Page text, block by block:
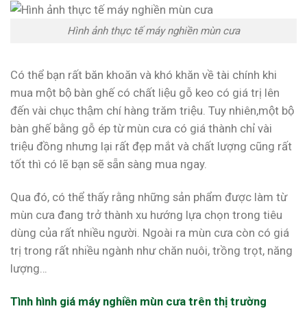
Hình ảnh thực tế máy nghiền mùn cưa
Có thể bạn rất băn khoăn và khó khăn về tài chính khi
mua một bộ bàn ghế có chất liệu gỗ keo có giá trị lên
đến vài chục thậm chí hàng trăm triệu. Tuy nhiên,một bộ
bàn ghế bằng gỗ ép từ mùn cưa có giá thành chỉ vài
triệu đồng nhưng lại rất đẹp mắt và chất lượng cũng rất
tốt thì có lẽ bạn sẽ sẵn sàng mua ngay.
Qua đó, có thể thấy rằng những sản phẩm được làm từ
mùn cưa đang trở thành xu hướng lựa chọn trong tiêu
dùng của rất nhiều người. Ngoài ra mùn cưa còn có giá
trị trong rất nhiều ngành như chăn nuôi, trồng trọt, năng
lượng…
Tình hình giá máy nghiền mùn cưa trên thị trường